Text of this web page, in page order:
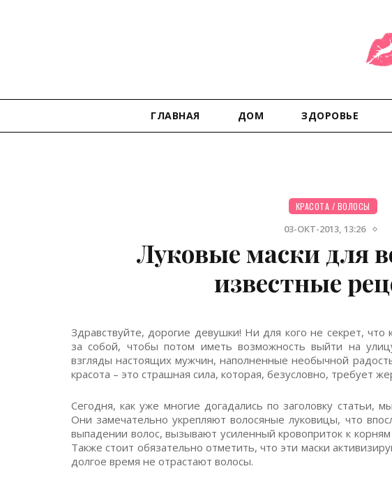
ГЛАВНАЯ ДОМ ЗДОРОВЬЕ
КРАСОТА / ВОЛОСЫ
03-ОКТ-2013, 13:26
Луковые маски для
известные
Здравствуйте, дорогие девушки! Ни для кого не секрет, что
за собой, чтобы потом иметь возможность выйти на
взгляды настоящих мужчин, наполненные необычной
красота – это страшная сила, которая, безусловно, требует
Сегодня, как уже многие догадались по заголовку статьи,
Они замечательно укрепляют волосяные луковицы, что
выпадении волос, вызывают усиленный кровоприток к
Также стоит обязательно отметить, что эти маски
долгое время не отрастают волосы.